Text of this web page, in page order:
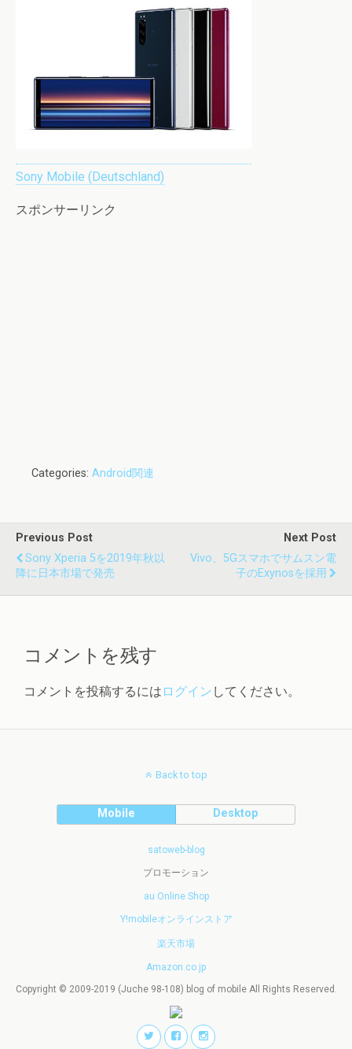
Sony Mobile (Deutschland)
スポンサーリンク
Categories: Android関連
Previous Post
Sony Xperia 5を2019年秋以
降に日本市場で発売
Next Post
Vivo、5Gスマホでサムスン電
子のExynosを採用
コメントを残す
コメントを投稿するには ログイン してください。
Back to top
Mobile Desktop
satoweb-blog
プロモーション
au Online Shop
Y!mobileオンラインストア
楽天市場
Amazon.co.jp
Copyright © 2009-2019 (Juche 98-108) blog of mobile All Rights Reserved.